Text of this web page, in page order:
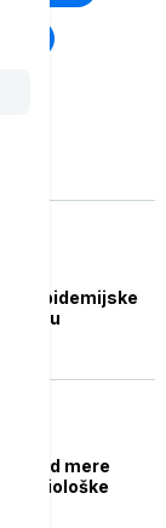
epidemijske
Srbiju
kovid mere